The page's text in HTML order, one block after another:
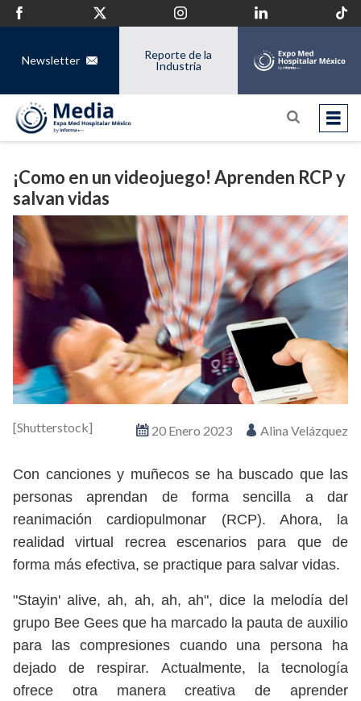
Newsletter
Reporte de la
Industria
¡Como en un videojuego! Aprenden RCP y
salvan vidas
20 Enero 2023 Alina Velázquez
[Shutterstock]
Con canciones y muñecos se ha buscado que las
personas aprendan de forma sencilla a dar
reanimación cardiopulmonar (RCP). Ahora, la
realidad virtual recrea escenarios para que de
forma más efectiva, se practique para salvar vidas.
"Stayin' alive, ah, ah, ah, ah", dice la melodía del
grupo Bee Gees que ha marcado la pauta de auxilio
para las compresiones cuando una persona ha
dejado de respirar. Actualmente, la tecnología
ofrece otra manera creativa de aprender